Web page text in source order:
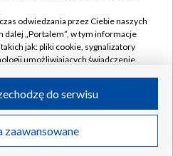
Kanały
S.A. w likwidacji
odwiedzania przez Ciebie naszych
dalej „Portalem”, w tym informacje
jak: pliki cookie, sygnalizatory
umożliwiających świadczenie
odwiedzania przez Ciebie
takie jak adresy IP, identyfikatory
zaawansowane
do serwisu